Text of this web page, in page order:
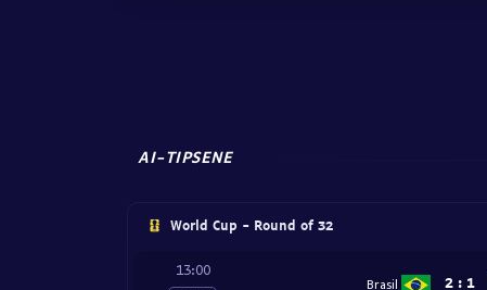
AI-TIPSENE
World Cup - Round of 32
13:00
Brasil 2 : 1